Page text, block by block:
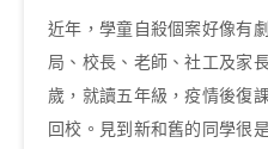
近年，學童自殺個案好像有
局、校長、老師、社工及家
歲，就讀五年級，疫情後復
回校。見到新和舊的同學很